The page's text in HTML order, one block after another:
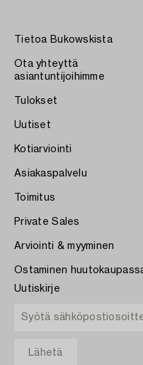
Tietoa Bukowskista
Ota yhteyttä
asiantuntijoihimme
Tulokset
Uutiset
Kotiarviointi
Asiakaspalvelu
Toimitus
Private Sales
Arviointi & myyminen
Ostaminen
Uutiskirje